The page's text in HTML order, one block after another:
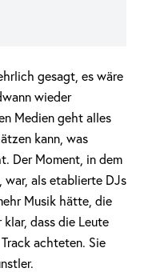
gesagt, es wäre
wieder
Medien geht alles
kann, was
Der Moment, in dem
war, als etablierte DJs
Musik hätte, die
dass die Leute
achteten. Sie